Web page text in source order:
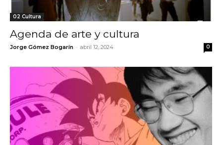
02 Cultura
Agenda de arte y cultura
Jorge Gómez Bogarín - abril 12, 2024 0